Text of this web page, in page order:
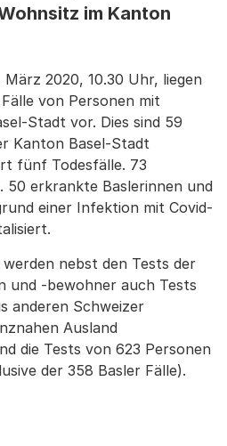
im Kanton
2020, 10.30 Uhr, liegen
von Personen mit
Stadt vor. Dies sind 59
Kanton Basel-Stadt
fünf Todesfälle. 73
50 erkrankte Baslerinnen und
einer Infektion mit Covid-
nebst den Tests der
und -bewohner auch Tests
anderen Schweizer
Ausland
die Tests von 623 Personen
der 358 Basler Fälle).